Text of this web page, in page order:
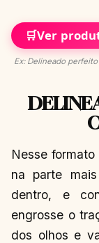
🛒Ver
Ex: Delineado
Nesse
na parte
dentro, e
engrosse o
dos olhos e